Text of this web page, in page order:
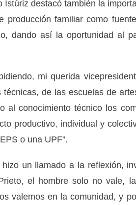
Istúriz destacó también la
producción familiar como
dando así la oportunidad al
mi querida
técnicas, de las escuelas de
al conocimiento técnico los
productivo, individual y
o una UPF”.
un llamado a la reflexión,
el hombre solo no vale,
valemos en la comunidad, y